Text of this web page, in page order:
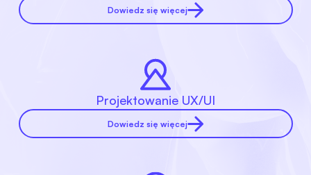
Dowiedz się więcej
Projektowanie UX/UI
Dowiedz się więcej